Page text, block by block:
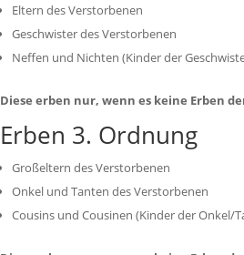
Eltern des Verstorbenen
Geschwister des Verstorbenen
Neffen und Nichten (Kinder der
Diese erben nur, wenn es keine Erben
Erben 3. Ordnung
Großeltern des Verstorbenen
Onkel und Tanten des Verstorbenen
Cousins und Cousinen (Kinder der Onkel/